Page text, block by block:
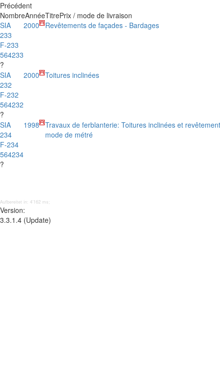
Précédent
NombreAnnéeTitrePrix / mode de livraison
SIA
233
F-233
564233
?
2000 Revêtements de façades - Bardages
SIA
232
F-232
564232
?
2000 Toitures inclinées
SIA
234
F-234
564234
?
1998
Travaux de ferblanterie: Toitures inclinées et
mode de métré
Aufbereitet in: 4’162 ms;
Version:
3.3.1.4 (Update)